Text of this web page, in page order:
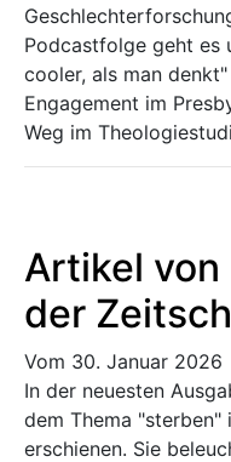
Podcastfolge geht es
cooler, als man
Engagement im
Weg im
Artikel von
der
Vom 30. Januar 2026
In der neuesten
dem Thema
erschienen. Sie